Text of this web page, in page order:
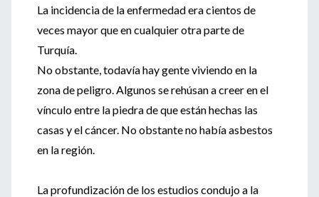
La incidencia de la enfermedad era cientos de
veces mayor que en cualquier otra parte de
Turquía.
No obstante, todavía hay gente viviendo en la
zona de peligro. Algunos se rehúsan a creer en el
vínculo entre la piedra de que están hechas las
casas y el cáncer. No obstante no había asbestos
en la región.
La profundización de los estudios condujo a la